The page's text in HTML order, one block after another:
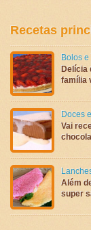
Recetas
Bolos e
Delícia
família
Doces
Vai
Além
super